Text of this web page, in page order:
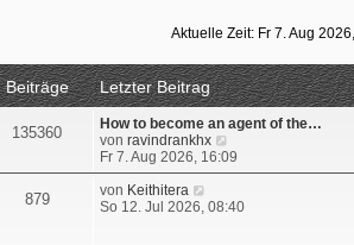
Aktuelle Zeit: Fr 7. Aug
Beiträge
Letzter Beitrag
135360
How to become an agent of the…
vonravindrankhx
e
u
s
Fr 7. Aug 2026, 16:09
879 von Keithitera
e
So 12. Jul 2026, 08:40